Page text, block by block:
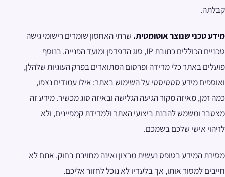
קבלתה.
מידע טכני שנוצר אוטומטית. שרתי האחסון שומרים רישומי גישה
טכניים הכוללים כתובת IP, סוג הדפדפן ומועד הפנייה. בנוסף
פועלים באתר כלי מדידה ופרסום המתוארים בפרק העוגיות שלהלן,
ואוספים מידע סטטיסטי על השימוש באתר: אילו עמודים נצפו,
כמה זמן, מאיזה מקור הגיעה הגלישה ובאיזה סוג מכשיר. מידע זה
מצטבר ומשמש להבנת ביצועי האתר ולמדידת קמפיינים, ולא
לזיהוי אישי שלכם בשמכם.
מסירת המידע בטופס נעשית מרצון ואינה מחויבת בחוק. אתם לא
חייבים למסור אותו, אך בלעדיו לא נוכל לחזור אליכם.